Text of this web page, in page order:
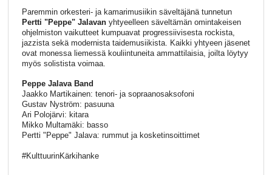
Paremmin orkesteri- ja kamarimusiikin säveltäjänä tunnetun
Pertti "Peppe" Jalavanyhtyeelleen säveltämän omintakeisen
ohjelmiston vaikutteet kumpuavat progressiivisesta rockista,
jazzista sekä modernista taidemusiikista. Kaikki yhtyeen jäsenet
ovat monessa liemessä kouliintuneita ammattilaisia, joilta löytyy
myös solistista voimaa.
Peppe Jalava Band
Jaakko Martikainen: tenori- ja sopraanosaksofoni
Gustav Nyström: pasuuna
Ari Polojärvi: kitara
Mikko Multamäki: basso
Pertti "Peppe" Jalava: rummut ja kosketinsoittimet
#KulttuurinKärkihanke